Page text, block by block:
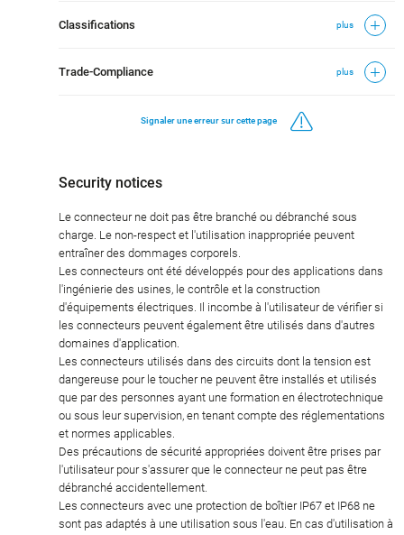
Classifications plus
Trade-Compliance plus
Signaler une erreur sur cette page
Security notices
Le connecteur ne doit pas être branché ou débranché sous
charge. Le non-respect et l'utilisation inappropriée peuvent
entraîner des dommages corporels.
Les connecteurs ont été développés pour des applications dans
l'ingénierie des usines, le contrôle et la construction
d'équipements électriques. Il incombe à l'utilisateur de vérifier si
les connecteurs peuvent également être utilisés dans d'autres
domaines d'application.
Les connecteurs utilisés dans des circuits dont la tension est
dangereuse pour le toucher ne peuvent être installés et utilisés
que par des personnes ayant une formation en électrotechnique
ou sous leur supervision, en tenant compte des réglementations
et normes applicables.
Des précautions de sécurité appropriées doivent être prises par
l'utilisateur pour s'assurer que le connecteur ne peut pas être
débranché accidentellement.
Les connecteurs avec une protection de boîtier IP67 et IP68 ne
sont pas adaptés à une utilisation sous l'eau. En cas d'utilisation à